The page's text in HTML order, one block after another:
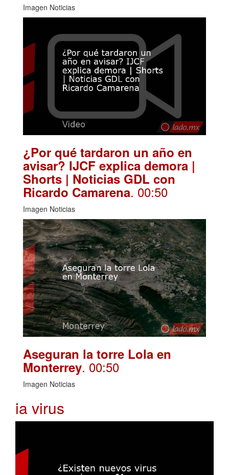
Imagen Noticias
¿Por qué tardaron un año en
avisar? IJCF explica demora |
Shorts | Noticias GDL con
Ricardo Camarena. 00:50
Imagen Noticias
Aseguran la torre Lola en
Monterrey. 00:50
Imagen Noticias
ia virus